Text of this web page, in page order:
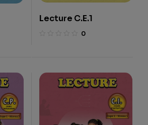
Lecture C.E.1
0